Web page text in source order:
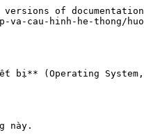
of
hinh-he-thong/
bị** (Operating
này.